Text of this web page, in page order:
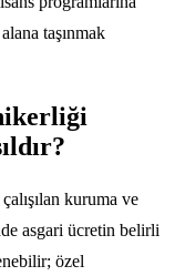
taşınmak
kuruma ve
asgari ücretin belirli
özel